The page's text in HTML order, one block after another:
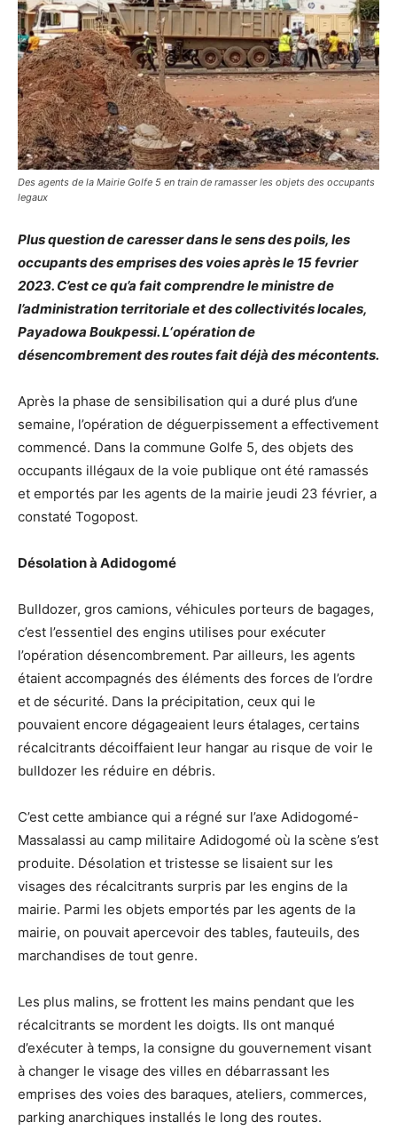
Des agents de la Mairie Golfe 5 en train de ramasser les objets des occupants
legaux
Plus question de caresser dans le sens des poils, les
occupants des emprises des voies après le 15 fevrier
2023. C’est cequ’a fait comprendre le ministre de
l’administration territoriale et des collectivités locales,
Payadowa Boukpessi.L‘opération de
désencombrement des routes fait déjà des mécontents.
Après la phase de sensibilisation qui a duré plus d’une
semaine, l’opération de déguerpissement a effectivement
commencé. Dans la commune Golfe 5, des objets des
occupants illégaux de la voie publique ont été ramassés
et emportés par les agents de la mairie jeudi 23 février, a
constaté Togopost.
Désolation à Adidogomé
Bulldozer, gros camions, véhicules porteurs de bagages,
c’est l’essentiel des engins utilises pour exécuter
l’opération désencombrement. Par ailleurs, les agents
étaient accompagnés des éléments des forces de l’ordre
et de sécurité. Dans la précipitation, ceux qui le
pouvaient encore dégageaient leurs étalages, certains
récalcitrants décoiffaient leur hangar au risque de voir le
bulldozer les réduire en débris.
C’est cette ambiance qui a régné sur l’axe Adidogomé-
Massalassi au camp militaire Adidogomé où la scène s’est
produite. Désolation et tristesse se lisaient sur les
visages des récalcitrants surpris par les engins de la
mairie. Parmi les objets emportés par les agents de la
mairie, on pouvait apercevoir des tables, fauteuils, des
marchandises de tout genre.
Les plus malins, se frottent les mains pendant que les
récalcitrants se mordent les doigts. Ils ont manqué
d’exécuter à temps, la consigne du gouvernement visant
à changer le visage des villes en débarrassant les
emprises des voies des baraques, ateliers, commerces,
parking anarchiques installés le long des routes.